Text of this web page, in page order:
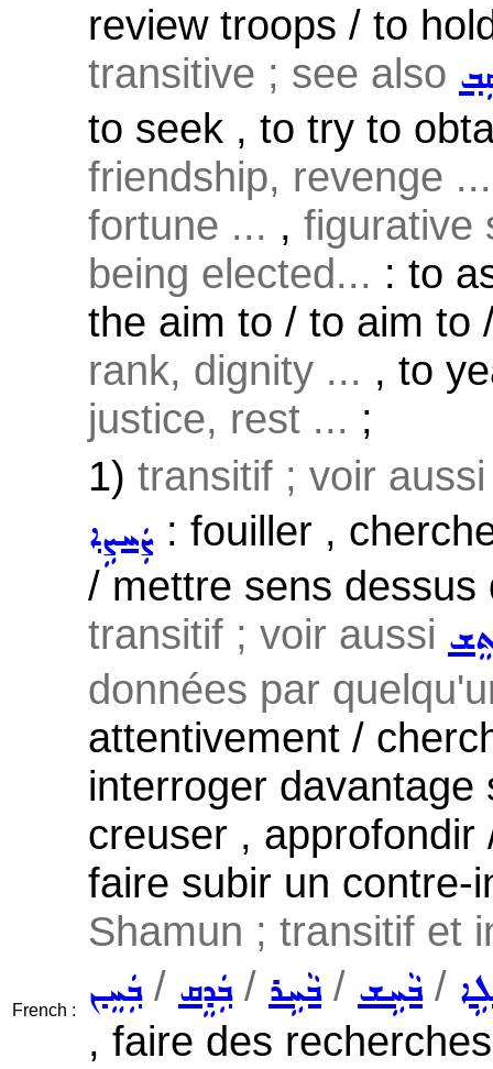
review troops / to
transitive ; see also
to seek , to try to
friendship, revenge ...
fortune ... , figurative
being elected... : to
the aim to / to aim
rank, dignity ... , to
justice, rest ... ;
French :
1) transitif ; voir
ܨܲܚܨܹܐ : fouiller ,
/ mettre sens
transitif ; voir aussi
données par
attentivement /
interroger
creuser ,
faire subir un
Shamun ; transitif et
ܒܲܚܸܢ/ ܒܲܕܸܩ/ ܒܵܚܹܪ/ ܒܵܚܹܫ/
, faire des